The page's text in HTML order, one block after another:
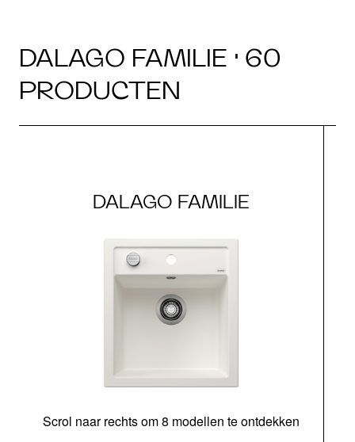
DALAGO FAMILIE · 60
PRODUCTEN
DALAGO FAMILIE
Scrol naar rechts om 8 modellen te ontdekken